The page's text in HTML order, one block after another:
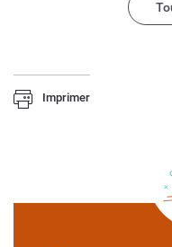
Imprimer